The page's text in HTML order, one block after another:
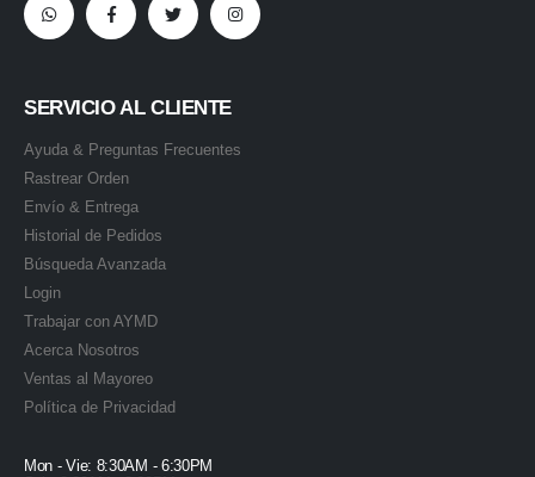
SERVICIO AL CLIENTE
Ayuda & Preguntas Frecuentes
Rastrear Orden
Envío & Entrega
Historial de Pedidos
Búsqueda Avanzada
Login
Trabajar con AYMD
Acerca Nosotros
Ventas al Mayoreo
Política de Privacidad
Mon - Vie: 8:30AM - 6:30PM